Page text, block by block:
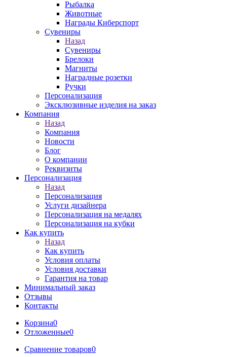
Рыбалка
Животные
Награды Киберспорт
Сувениры
Назад
Сувениры
Брелоки
Магниты
Наградные розетки
Ручки
Персонализация
Эксклюзивные изделия на заказ
Компания
Назад
Компания
Новости
Блог
О компании
Реквизиты
Персонализация
Назад
Персонализация
Услуги дизайнера
Персонализация на медалях
Персонализация на кубки
Как купить
Назад
Как купить
Условия оплаты
Условия доставки
Гарантия на товар
Минимальный заказ
Отзывы
Контакты
Корзина0
Отложенные0
Сравнение товаров0